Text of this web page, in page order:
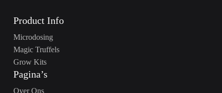
Product Info
Microdosing
Magic Truffels
Grow Kits
Pagina’s
Over Ons